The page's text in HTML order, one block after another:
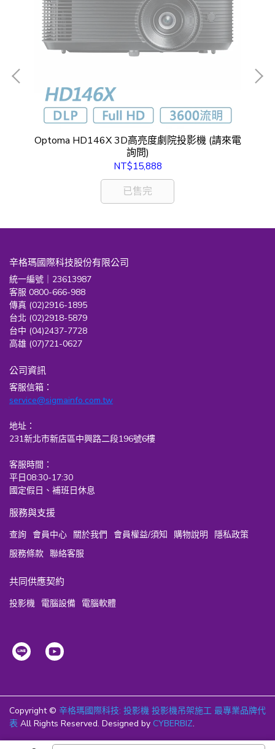
Optoma HD146X 3D高亮度劇院投影機 (請來電
詢問)
NT$15,888
已售完
辛格瑪國際科技股份有限公司
統一編號｜23613987
客服 0800-666-988
傳真 (02)2916-1895
台北 (02)2918-5879
台中 (04)2437-7728
高雄 (07)721-0627
公司資訊
客服信箱：
service@sigmainfo.com.tw
地址：
231新北市新店區中興路二段196號6樓
客服時間：
平日08:30-17:30
國定假日、補班日休息
服務與支援
查詢 會員中心 關於我們 會員權益/須知 購物說明
隱私政策
服務條款 聯絡客服
共同供應契約
投影機 電腦設備 電腦軟體
Copyright © 辛格瑪國際科技: 投影機 投影機吊架施工 最專業品牌代
表 All Rights Reserved. Designed by CYBERBIZ.